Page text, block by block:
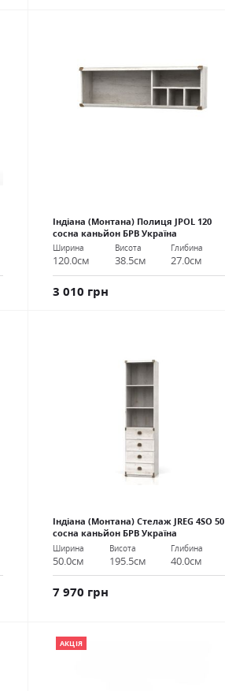
Індіана (Монтана) Полиця JPOL 120
сосна каньйон БРВ Україна
Ширина
120.0см
Висота
38.5см
Глибина
27.0см
3 010 грн
Індіана (Монтана) Стелаж JREG 4SO 50
сосна каньйон БРВ Україна
Ширина
50.0см
Висота
195.5см
Глибина
40.0см
7 970 грн
АКЦІЯ